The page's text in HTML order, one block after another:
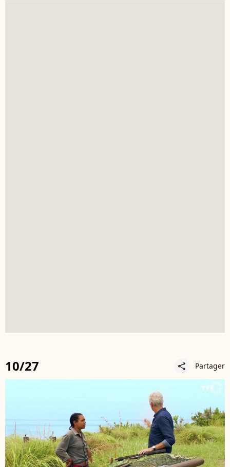
10/27 share Partager